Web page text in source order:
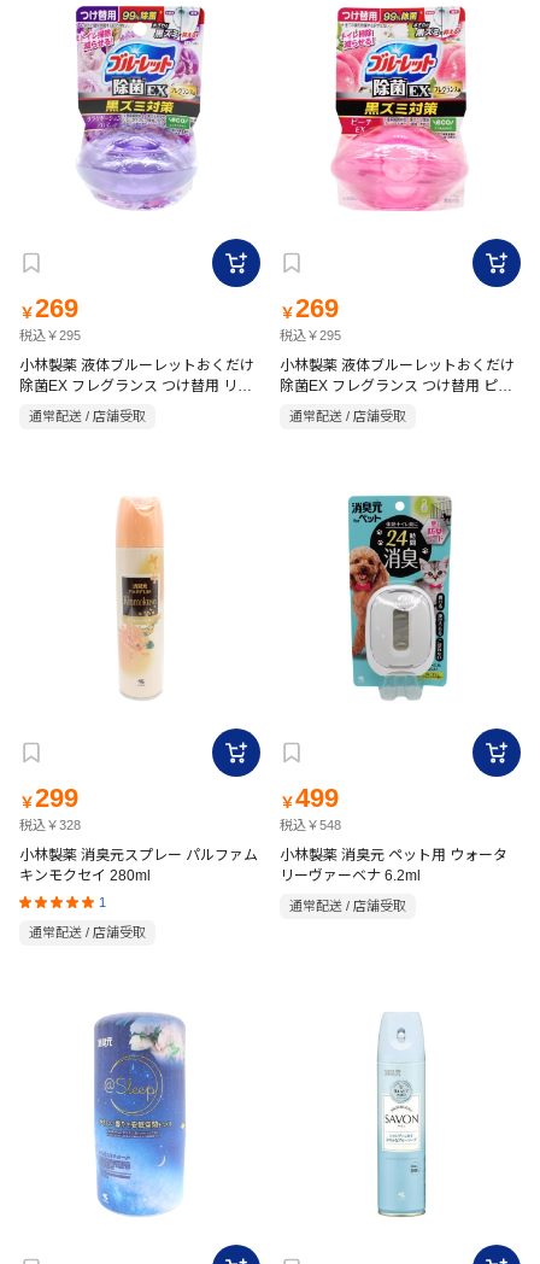
￥269
税込￥295
小林製薬 液体ブルーレットおくだけ
除菌EX フレグランス つけ替用 リラ
クゼーションアロマ 67ml
通常配送 / 店舗受取
￥269
税込￥295
小林製薬 液体ブルーレットおくだけ
除菌EX フレグランス つけ替用 ピー
チ 67ml
通常配送 / 店舗受取
￥299
税込￥328
小林製薬 消臭元スプレー パルファム
キンモクセイ 280ml
1
通常配送 / 店舗受取
￥499
税込￥548
小林製薬 消臭元 ペット用 ウォータ
リーヴァーベナ 6.2ml
通常配送 / 店舗受取